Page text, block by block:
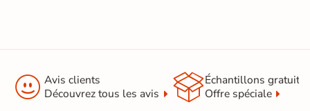
 Avis clients
Découvrez tous les avis
Échantillons gratuit
Offre spéciale